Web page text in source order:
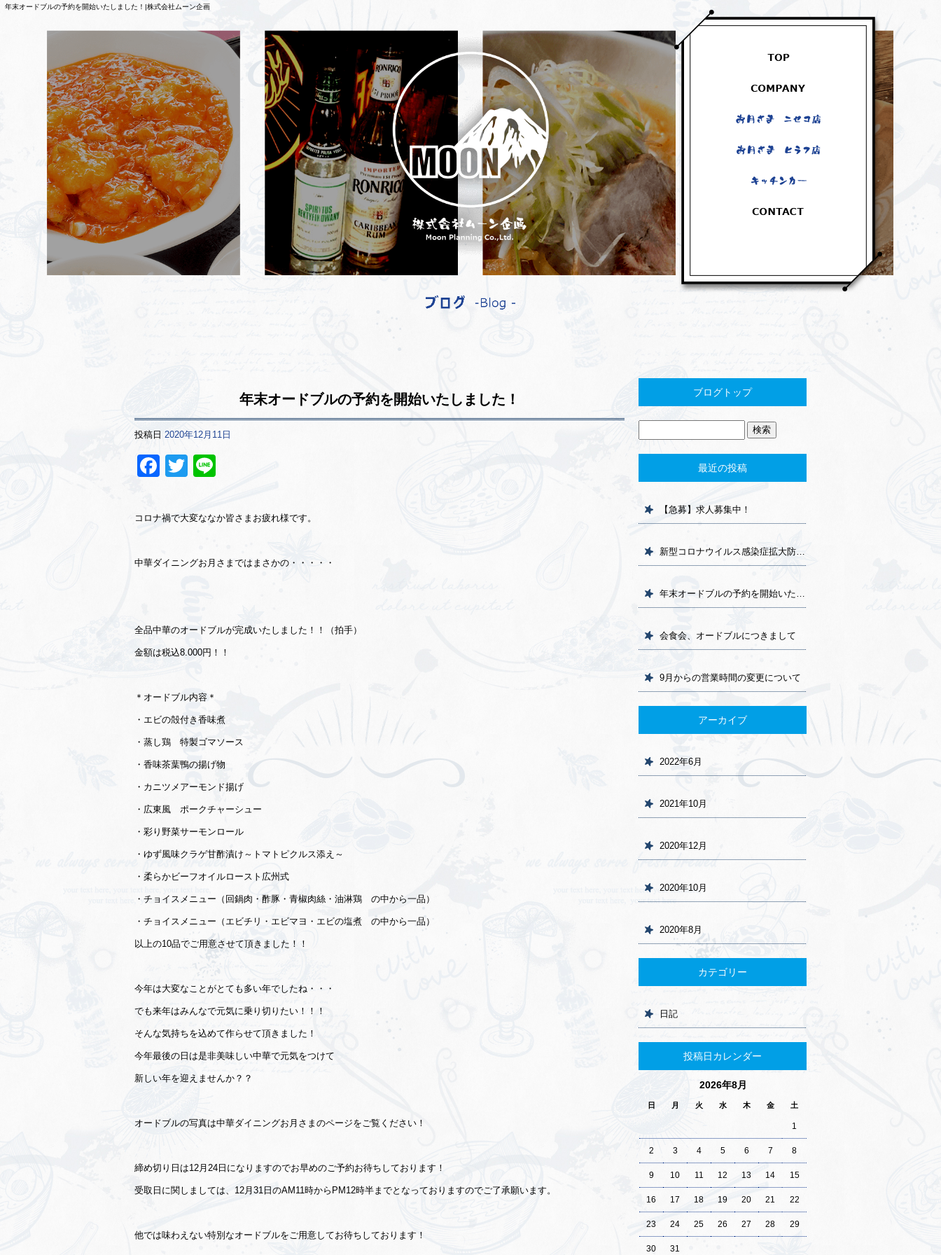
年末オードブルの予約を開始いたしました！|株式会社ムーン企画
年末オードブルの予約を開始いたしました！
投稿日 2020年12月11日
Facebook
Twitter
コロナ禍で大変ななか皆さまお疲れ様です。
中華ダイニングお月さまではまさかの・・・・・
全品中華のオードブルが完成いたしました！！（拍手）
金額は税込8.000円！！
＊オードブル内容＊
・エビの殻付き香味煮
・蒸し鶏 特製ゴマソース
・香味茶葉鴨の揚げ物
・カニツメアーモンド揚げ
・広東風 ポークチャーシュー
・彩り野菜サーモンロール
・ゆず風味クラゲ甘酢漬け～トマトピクルス添え～
・柔らかビーフオイルロースト広州式
・チョイスメニュー（回鍋肉・酢豚・青椒肉絲・油淋鶏 の中から一品）
・チョイスメニュー（エビチリ・エビマヨ・エビの塩煮 の中から一品）
以上の10品でご用意させて頂きました！！
今年は大変なことがとても多い年でしたね・・・
でも来年はみんなで元気に乗り切りたい！！！
そんな気持ちを込めて作らせて頂きました！
今年最後の日は是非美味しい中華で元気をつけて
新しい年を迎えませんか？？
オードブルの写真は中華ダイニングお月さまのページをご覧ください！
締め切り日は12月24日になりますのでお早めのご予約お待ちしております！
受取日に関しましては、12月31日のAM11時からPM12時半までとなっておりますのでご了承願います。
他では味わえない特別なオードブルをご用意してお待ちしております！
ブログトップ
最近の投稿
【急募】求人募集中！
新型コロナウイルス感染症拡大防止万全です！
年末オードブルの予約を開始いたしました！
会食会、オードブルにつきまして
9月からの営業時間の変更について
アーカイブ
2022年6月
2021年10月
2020年12月
2020年10月
2020年8月
カテゴリー
日記
投稿日カレンダー
2026年8月
日 月 火 水 木 金 土
1
2 3 4 5 6 7 8
9 10 11 12 13 14 15
16 17 18 19 20 21 22
23 24 25 26 27 28 29
30 31